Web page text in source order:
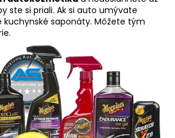
ste si priali. Ak si auto umývate
kuchynské saponáty. Môžete tým
HĽADAŤ